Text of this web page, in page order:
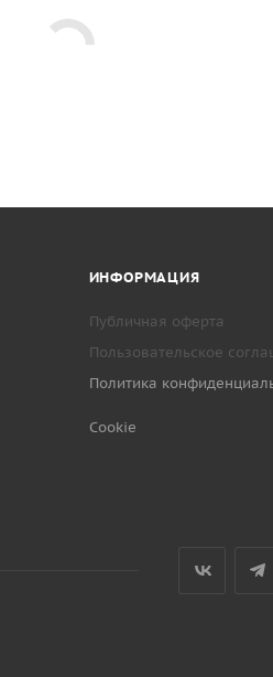
ИНФОРМАЦИЯ
Публичная оферта
Пользовательское
Политика
Cookie